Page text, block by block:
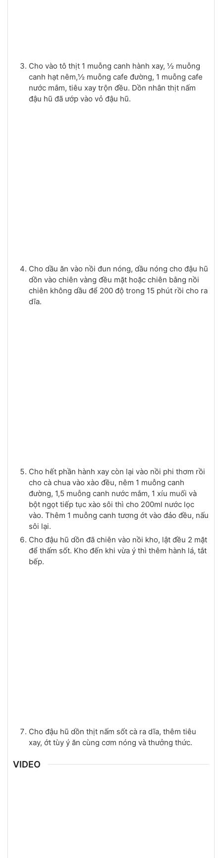
Cho vào tô thịt 1 muỗng canh hành xay, ½ muỗng
canh hạt nêm,½ muỗng cafe đường, 1 muỗng cafe
nước mắm, tiêu xay trộn đều. Dồn nhân thịt nấm
đậu hũ đã ướp vào vỏ đậu hũ.
Cho dầu ăn vào nồi đun nóng, dầu nóng cho đậu hũ
dồn vào chiên vàng đều mặt hoặc chiên bằng nồi
chiên không dầu để 200 độ trong 15 phút rồi cho ra
dĩa.
Cho hết phần hành xay còn lại vào nồi phi thơm rồi
cho cà chua vào xào đều, nêm 1 muỗng canh
đường, 1,5 muỗng canh nước mắm, 1 xíu muối và
bột ngọt tiếp tục xào sôi thì cho 200ml nước lọc
vào. Thêm 1 muỗng canh tương ớt vào đảo đều, nấu
sôi lại.
Cho đậu hũ dồn đã chiên vào nồi kho, lật đều 2 mặt
để thấm sốt. Kho đến khi vừa ý thì thêm hành lá, tắt
bếp.
Cho đậu hũ dồn thịt nấm sốt cà ra dĩa, thêm tiêu
xay, ớt tùy ý ăn cùng cơm nóng và thưởng thức.
VIDEO